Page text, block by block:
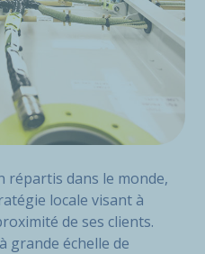
répartis dans le monde,
locale visant à
de ses clients.
grande échelle de